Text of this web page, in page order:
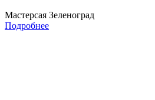
Мастерсая Зеленоград
Подробнее